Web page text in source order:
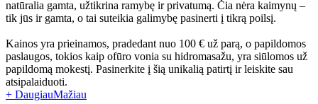
natūralia gamta, užtikrina ramybę ir privatumą. Čia nėra kaimynų –
tik jūs ir gamta, o tai suteikia galimybę pasinerti į tikrą poilsį.
Kainos yra prieinamos, pradedant nuo 100 € už parą, o papildomos
paslaugos, tokios kaip ofūro vonia su hidromasažu, yra siūlomos už
papildomą mokestį. Pasinerkite į šią unikalią patirtį ir leiskite sau
atsipalaiduoti.
+ DaugiauMažiau